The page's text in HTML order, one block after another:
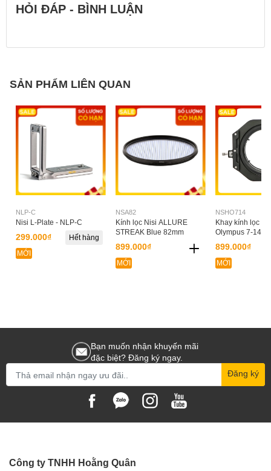
HỎI ĐÁP - BÌNH LUẬN
SẢN PHẨM LIÊN QUAN
NLP-C
Nisi L-Plate - NLP-C
299.000₫
Hết hàng
MỚI
NSA82
Kính lọc Nisi ALLURE
STREAK Blue 82mm
899.000₫
MỚI
NSHO714
Khay kính lọc
Olympus 7-14 f/
899.000₫
MỚI
Bạn muốn nhận khuyến mãi
đặc biệt? Đăng ký ngay.
Đăng ký
Công ty TNHH Hoằng Quân